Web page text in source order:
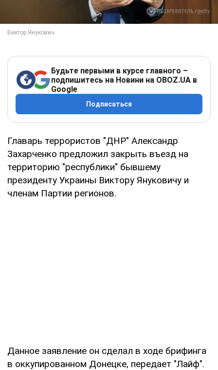
Будьте первыми в курсе главного –
подпишитесь на Новини на OBOZ.UA в
Google
Подписаться
Главарь террористов "ДНР" Александр
Захарченко предложил закрыть въезд на
территорию "республики" бывшему
президенту Украины Виктору Януковичу и
членам Партии регионов.
Данное заявление он сделал в ходе брифинга
в оккупированном Донецке, передает "Лайф".